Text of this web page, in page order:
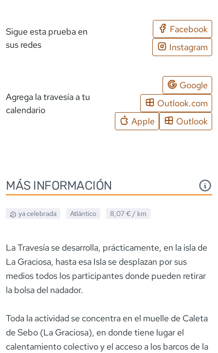
Sigue esta prueba en
sus redes
Facebook
Instagram
Agrega la travesía a tu
calendario
Google
Outlook.com
Apple
Outlook
MÁS INFORMACIÓN
ya celebrada Atlántico 8,07 € / km
La Travesía se desarrolla, prácticamente, en la isla de
La Graciosa, hasta esa Isla se desplazan por sus
medios todos los participantes donde pueden retirar
la bolsa del nadador.
Toda la actividad se concentra en el muelle de Caleta
de Sebo (La Graciosa), en donde tiene lugar el
calentamiento colectivo y el acceso a los barcos de la